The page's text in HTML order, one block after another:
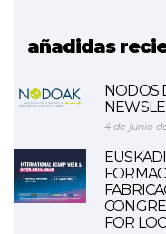
añadidas
NODOS
4 de junio
FOR